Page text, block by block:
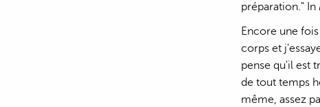
préparation." In
Encore une
corps et
pense qu'il est
de tout temps
même, assez